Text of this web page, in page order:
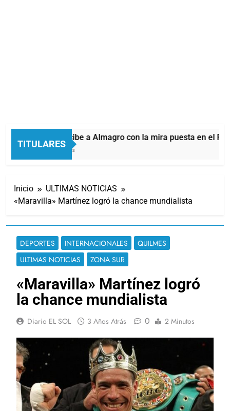
TITULARES
Quilmes recibe a Almagro con la mira puesta en el
26 Minutos Atrás
Inicio
ULTIMAS NOTICIAS
«Maravilla» Martínez logró la chance mundialista
DEPORTES INTERNACIONALES
QUILMES
ULTIMAS NOTICIAS
ZONA SUR
«Maravilla» Martínez logró
la chance mundialista
Diario EL SOL 3 Años Atrás 0 2 Minutos